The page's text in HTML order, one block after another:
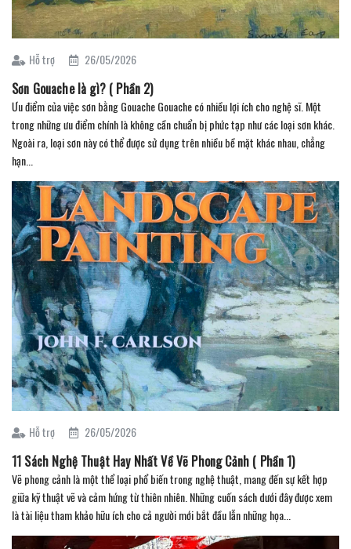
Hỗ trợ 26/05/2026
Sơn Gouache là gì? ( Phần 2)
Ưu điểm của việc sơn bằng Gouache Gouache có nhiều lợi ích cho nghệ sĩ. Một
trong những ưu điểm chính là không cần chuẩn bị phức tạp như các loại sơn khác.
Ngoài ra, loại sơn này có thể được sử dụng trên nhiều bề mặt khác nhau, chẳng
hạn...
Hỗ trợ 26/05/2026
11 Sách Nghệ Thuật Hay Nhất Về Vẽ Phong Cảnh ( Phần 1)
Vẽ phong cảnh là một thể loại phổ biến trong nghệ thuật, mang đến sự kết hợp
giữa kỹ thuật vẽ và cảm hứng từ thiên nhiên. Những cuốn sách dưới đây được xem
là tài liệu tham khảo hữu ích cho cả người mới bắt đầu lẫn những họa...